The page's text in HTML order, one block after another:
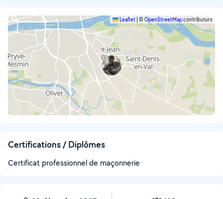
Leaflet ©OpenStreetMapcontributors
Certifications / Diplômes
Certificat professionnel de maçonnerie